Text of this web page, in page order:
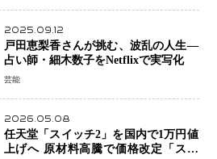
2025.09.12
戸田恵梨香さんが挑む、波乱の人生―
占い師・細木数子をNetflixで実写化
芸能
2026.05.08
任天堂「スイッチ2」を国内で1万円値
上げへ 原材料高騰で価格改定「スイ